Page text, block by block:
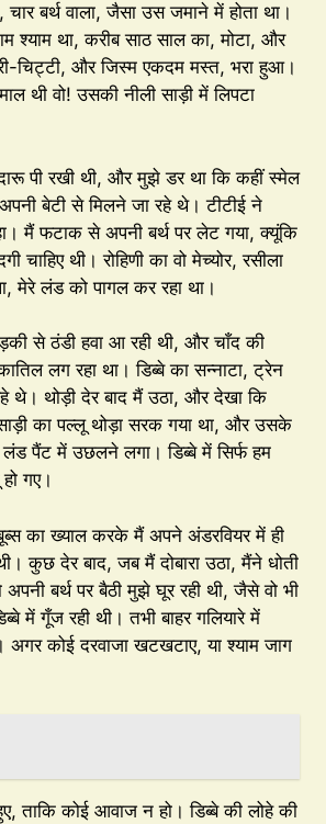
बर्थ वाला, जैसा उस जमाने में होता था।
था, करीब साठ साल का, मोटा, और
चिट्टी, और जिस्म एकदम मस्त, भरा हुआ।
थी वो! उसकी नीली साड़ी में लिपटा
पी रखी थी, और मुझे डर था कि कहीं स्मेल
बेटी से मिलने जा रहे थे। टीटीई ने
मैं फटाक से अपनी बर्थ पर लेट गया, क्यूंकि
चाहिए थी। रोहिणी का वो मेच्योर, रसीला
मेरे लंड को पागल कर रहा था।
से ठंडी हवा आ रही थी, और चाँद की
लग रहा था। डिब्बे का सन्नाटा, ट्रेन
थे। थोड़ी देर बाद मैं उठा, और देखा कि
साड़ी का पल्लू थोड़ा सरक गया था, और उसके
पैंट में उछलने लगा। डिब्बे में सिर्फ हम
गए।
का ख्याल करके मैं अपने अंडरवियर में ही
कुछ देर बाद, जब मैं दोबारा उठा, मैंने धोती
बर्थ पर बैठी मुझे घूर रही थी, जैसे वो भी
में गूँज रही थी। तभी बाहर गलियारे में
कोई दरवाजा खटखटाए, या श्याम जाग
ताकि कोई आवाज न हो। डिब्बे की लोहे की